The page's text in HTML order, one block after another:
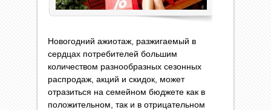
Новогодний ажиотаж, разжигаемый в
сердцах потребителей большим
количеством разнообразных сезонных
распродаж, акций и скидок, может
отразиться на семейном бюджете как в
положительном, так и в отрицательном